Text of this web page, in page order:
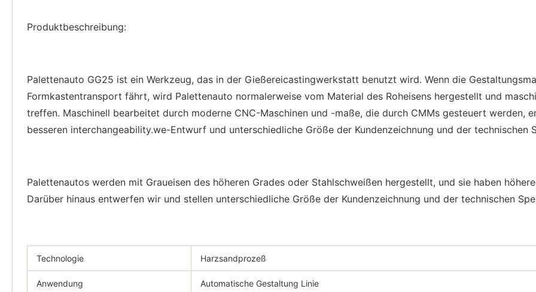
Produktbeschreibung:
Palettenauto GG25 ist ein Werkzeug, das in der Gießereicastingwerkstatt benutzt wird. Wenn die
Formkastentransport fährt, wird Palettenauto normalerweise vom Material des Roheisens hergestellt und
treffen. Maschinell bearbeitet durch moderne CNC-Maschinen und -maße, die durch CMMs gesteuert werden,
besseren interchangeability.we-Entwurf und unterschiedliche Größe der Kundenzeichnung und der technischen
Palettenautos werden mit Graueisen des höheren Grades oder Stahlschweißen hergestellt, und sie haben
Darüber hinaus entwerfen wir und stellen unterschiedliche Größe der Kundenzeichnung und der technischen
Technologie Harzsandprozeß
Anwendung Automatische Gestaltung Linie